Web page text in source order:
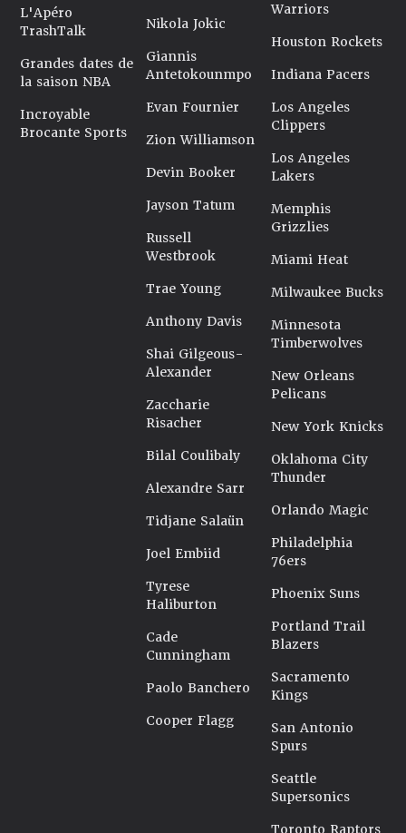
L'Apéro
TrashTalk
Grandes dates de
la saison NBA
Incroyable
Brocante Sports
Nikola Jokic
Giannis
Antetokounmpo
Evan Fournier
Zion Williamson
Devin Booker
Jayson Tatum
Russell
Westbrook
Trae Young
Anthony Davis
Shai Gilgeous-
Alexander
Zaccharie
Risacher
Bilal Coulibaly
Alexandre Sarr
Tidjane Salaün
Joel Embiid
Tyrese
Haliburton
Cade
Cunningham
Paolo Banchero
Cooper Flagg
Warriors
Houston Rockets
Indiana Pacers
Los Angeles
Clippers
Los Angeles
Lakers
Memphis
Grizzlies
Miami Heat
Milwaukee Bucks
Minnesota
Timberwolves
New Orleans
Pelicans
New York Knicks
Oklahoma City
Thunder
Orlando Magic
Philadelphia
76ers
Phoenix Suns
Portland Trail
Blazers
Sacramento
Kings
San Antonio
Spurs
Seattle
Supersonics
Toronto Raptors